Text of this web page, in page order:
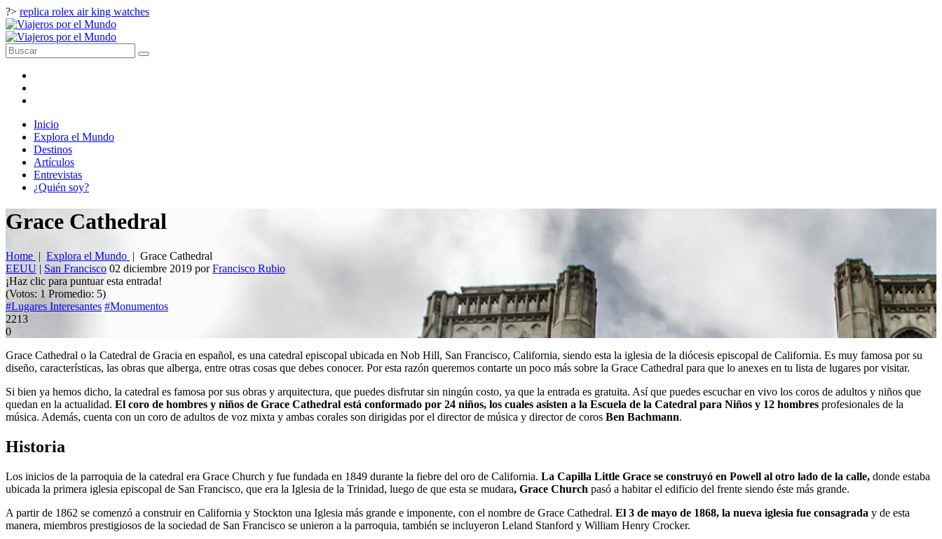
?> replica rolex air king watches
Inicio
Explora el Mundo
Destinos
Artículos
Entrevistas
¿Quién soy?
Grace Cathedral
Home | Explora el Mundo | Grace Cathedral
EEUU | San Francisco 02 diciembre 2019 porFrancisco Rubio
¡Haz clic para puntuar esta entrada!
(Votos: 1 Promedio: 5)
#Lugares Interesantes #Monumentos
2213
0
Grace Cathedral o la Catedral de Gracia en español, es una catedral episcopal ubicada en Nob Hill, San Francisco, California, siendo esta la iglesia de la diócesis episcopal de California. Es muy famosa por su
diseño, características, las obras que alberga, entre otras cosas que debes conocer. Por esta razón queremos contarte un poco más sobre la Grace Cathedral para que lo anexes en tu lista de lugares por visitar.
Si bien ya hemos dicho, la catedral es famosa por sus obras y arquitectura, que puedes disfrutar sin ningún costo, ya que la entrada es gratuita. Así que puedes escuchar en vivo los coros de adultos y niños que
quedan en la actualidad. El coro de hombres y niños de Grace Cathedral está conformado por 24 niños, los cuales asisten a la Escuela de la Catedral para Niños y 12 hombres profesionales de la
música. Además, cuenta con un coro de adultos de voz mixta y ambas corales son dirigidas por el director de música y director de coros Ben Bachmann.
Historia
Los inicios de la parroquia de la catedral era Grace Church y fue fundada en 1849 durante la fiebre del oro de California. La Capilla Little Grace se construyó en Powell al otro lado de la calle, donde estaba
ubicada la primera iglesia episcopal de San Francisco, que era la Iglesia de la Trinidad, luego de que esta se mudara, Grace Church pasó a habitar el edificio del frente siendo éste más grande.
A partir de 1862 se comenzó a construir en California y Stockton una Iglesia más grande e imponente, con el nombre de Grace Cathedral. El 3 de mayo de 1868, la nueva iglesia fue consagrada y de esta
manera, miembros prestigiosos de la sociedad de San Francisco se unieron a la parroquia, también se incluyeron Leland Stanford y William Henry Crocker.